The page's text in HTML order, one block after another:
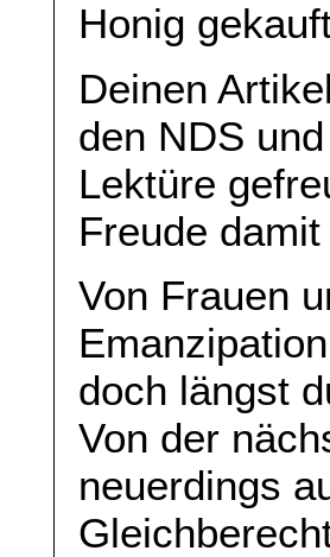
Honig
Deinen
den NDS
Lektüre
Freude
Von Frauen
doch längst
Von der
neuerdings